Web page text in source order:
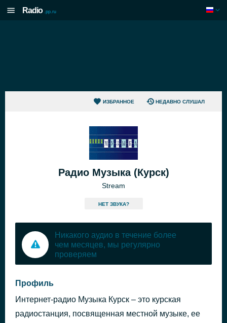
Radio .pp.ru
ИЗБРАННОЕ НЕДАВНО СЛУШАЛ
Радио Музыка (Курск)
Stream
HЕТ ЗВУКА?
Никакого аудио в течение более
чем месяцев, мы регулярно
проверяем
Профиль
Интернет-радио Музыка Курск – это курская
радиостанция, посвященная местной музыке, ее